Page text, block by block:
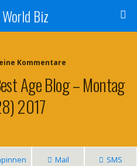
Biz
Kommentare
Age Blog – Montag
2017
Mail SMS